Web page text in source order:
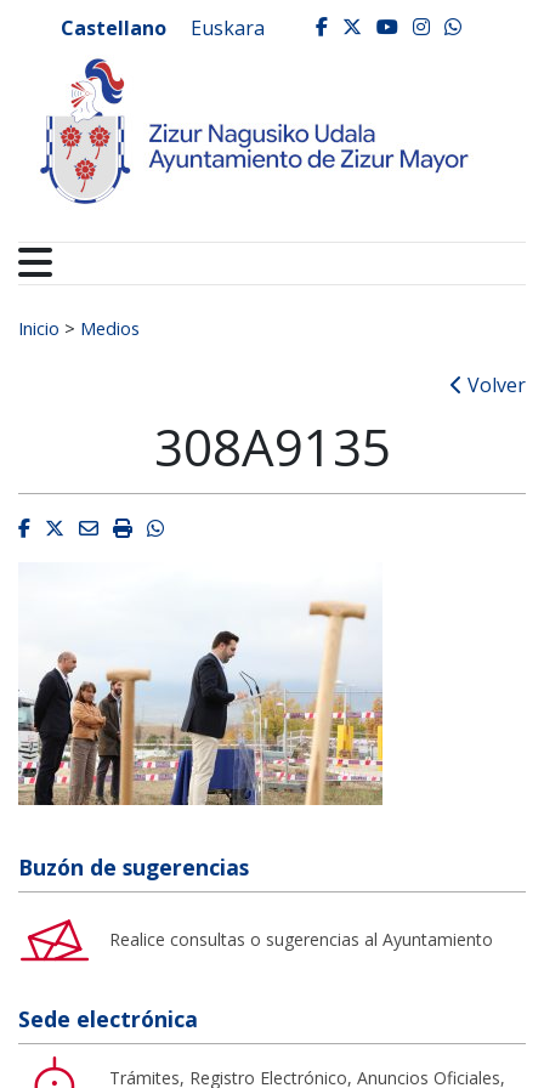
Ayuntamiento de
Castellano Euskara facebook
twitter
youtube
Buscar:
Inicio > Medios
Volver
308A9135
Facebook
Twitter
EmailImprimirWhatsapp
Buzón de sugerencias
Realice consultas o sugerencias al Ayuntamiento
Sede electrónica
Trámites, Registro Electrónico, Anuncios Oficiales,